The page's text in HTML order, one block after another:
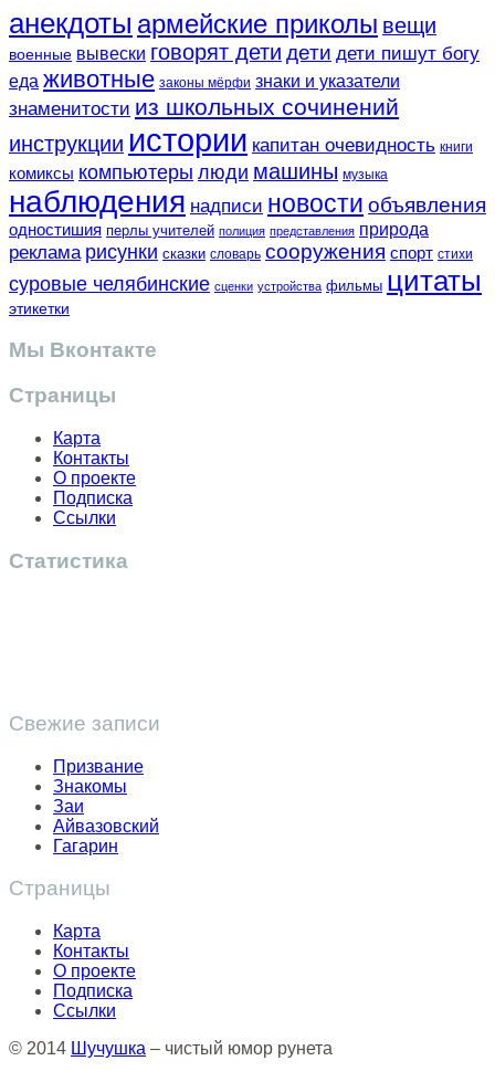
анекдоты армейские приколы вещи
военные вывески говорят дети дети дети пишут богу
еда животные законы мёрфи знаки и указатели
знаменитости из школьных сочинений
инструкции истории капитан очевидность книги
комиксы компьютеры люди машины музыка
наблюдения надписи новости объявления
одностишия перлы учителей полиция представления природа
реклама рисунки сказки словарь сооружения спорт стихи
суровые челябинские сценки устройства фильмы цитаты
этикетки
Мы Вконтакте
Страницы
Карта
Контакты
О проекте
Подписка
Ссылки
Статистика
Свежие записи
Призвание
Знакомы
Заи
Айвазовский
Гагарин
Страницы
Карта
Контакты
О проекте
Подписка
Ссылки
© 2014 Шучушка – чистый юмор рунета